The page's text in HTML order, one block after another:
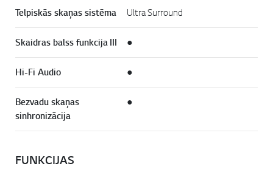
Telpiskās skaņas sistēma Ultra Surround
Skaidras balss funkcija III ●
Hi-Fi Audio ●
Bezvadu skaņas
sinhronizācija
●
FUNKCIJAS